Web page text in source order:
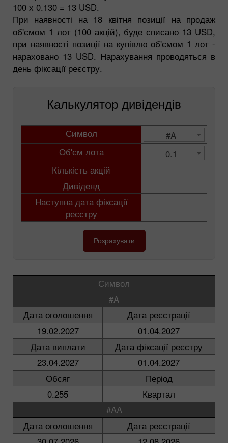
100 х 0.130 = 13 USD.
При наявності на 18 квітня позиції на продаж
об'ємом 1 лот (100 акцій), буде списано 13 USD,
при наявності позиції на купівлю об'ємом 1 лот -
нараховано 13 USD. Нарахування проводяться в
день фіксації реєстру.
Калькулятор дивідендів
Символ
#A
Об'єм лота
0.1
Кількість акцій
Дивіденд
Наступна дата фіксації
реєстру
Розрахувати
Символ
#A
Дата оголошення
Дата реєстрації
19.02.2027
01.04.2027
Дата виплати
Дата фіксації реєстру
23.04.2027
01.04.2027
Обсяг
Період
0.255
Квартал
#AA
Дата оголошення
Дата реєстрації